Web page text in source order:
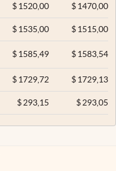
$ 1520,00 $1470,00
$ 1535,00 $1515,00
$ 1585,49 $1583,54
$ 1729,72 $1729,13
$ 293,15 $293,05